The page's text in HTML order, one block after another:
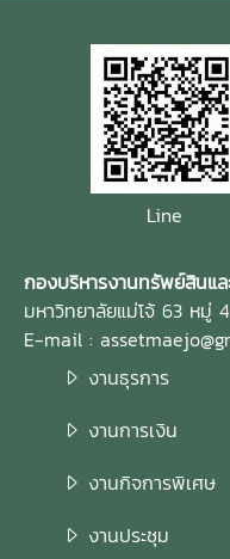
Line
กองบริหารงานทรัพย์สินแ
มหาวิทยาลัยแม่โจ้ 63 หมู่
E-mail :
งานธุรก
งานกา
งานกิจกา
งานปร